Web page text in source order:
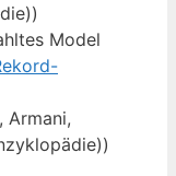
Model
Armani,